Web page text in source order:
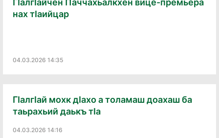
Гӏалгӏайчен Паччахьалкхен вице-премьера
нах тӏаийцар
04.03.2026 14:35
Гӏалгӏай мохк дӏахо а толамаш доахаш ба
таьрахьий даькъ тӏа
04.03.2026 14:16